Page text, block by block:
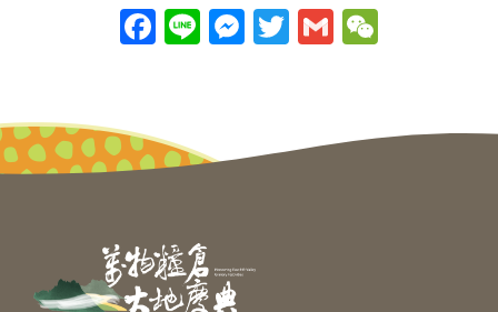
F
a
e
b
o
k
Li
n
M
e
n
T
w
er
G
m
l h